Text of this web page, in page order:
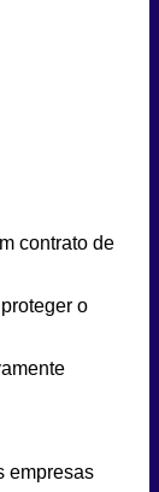
contrato de
o
empresas